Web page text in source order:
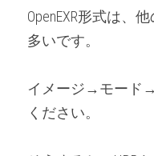
OpenEXR形式は、
多いです。
イメージ→モード
ください。